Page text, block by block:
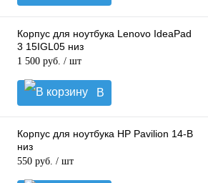
корзину
Корпус для ноутбука Lenovo IdeaPad
3 15IGL05 низ
1 500 руб. / шт
В
корзину
Корпус для ноутбука HP Pavilion 14-B
низ
550 руб. / шт